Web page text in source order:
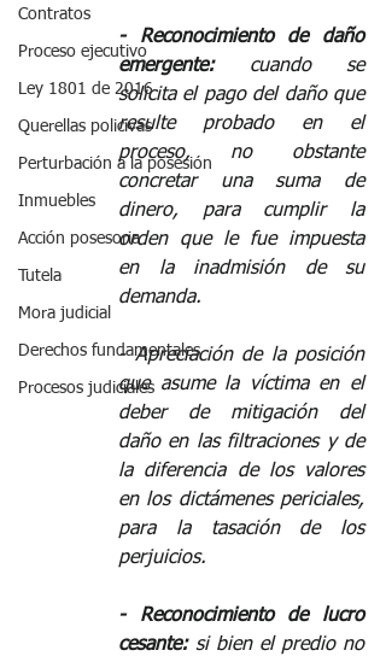
Contratos
Proceso ejecutivo
Ley 1801 de 2016
Querellas policivas
Perturbación a la posesión
Inmuebles
Acción posesoria
Tutela
Mora judicial
Derechos fundamentales
Procesos judiciales
- Reconocimiento de daño
emergente: cuando se
solicita el pago del daño que
resulte probado en el
proceso, no obstante
concretar una suma de
dinero, para cumplir la
orden que le fue impuesta
en la inadmisión de su
demanda.
️- Apreciación de la posición
que asume la víctima en el
deber de mitigación del
daño en las filtraciones y de
la diferencia de los valores
en los dictámenes periciales,
para la tasación de los
perjuicios.
️- Reconocimiento de lucro
cesante: si bien el predio no